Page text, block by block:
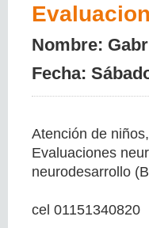
Nombre:
Fecha:
Atención de
Evaluaciones
neurodesarrollo
cel 01151340820